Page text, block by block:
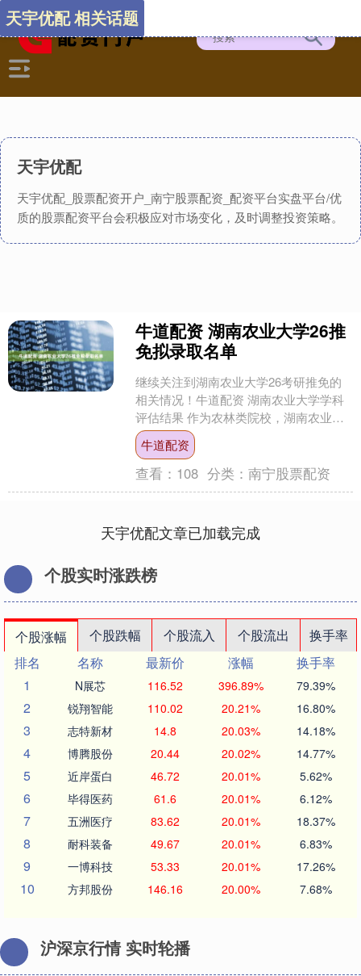
天宇优配
天宇优配_股票配资开户_南宁股票配资_配资平台实盘平台/优
质的股票配资平台会积极应对市场变化，及时调整投资策略。
天宇优配 相关话题
牛道配资 湖南农业大学26推
免拟录取名单
继续关注到湖南农业大学26考研推免的
相关情况！牛道配资 湖南农业大学学科
评估结果 作为农林类院校，湖南农业大
学近年的综合实力也是在不断提升。 湖
南农业大学26推....
牛道配资
查看： 108 分类：南宁股票配资
天宇优配文章已加载完成
个股实时涨跌榜
个股涨幅 个股跌幅 个股流入 个股流出
换手率
排名
名称 最新价 涨幅
换手率
1
N展芯 116.52 396.89% 79.39%
2 锐翔智能 110.02 20.21% 16.80%
3 志特新材 14.8 20.03% 14.18%
4 博腾股份 20.44 20.02% 14.77%
5 近岸蛋白 46.72 20.01% 5.62%
6 毕得医药 61.6 20.01% 6.12%
7 五洲医疗 83.62 20.01% 18.37%
8 耐科装备 49.67 20.01% 6.83%
9 一博科技 53.33 20.01% 17.26%
10 方邦股份 146.16 20.00% 7.68%
沪深京行情 实时轮播